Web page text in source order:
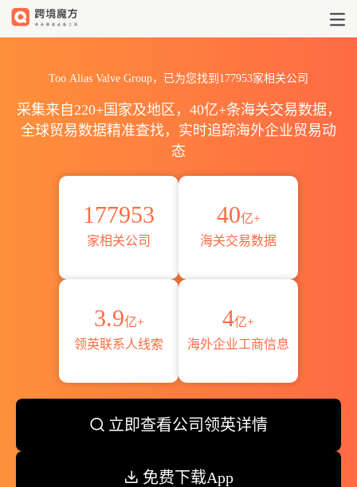
Тоо Alias Valve Group，已为您找到177953家相关公司
采集来自220+国家及地区，40亿+条海关交易数据，
全球贸易数据精准查找，实时追踪海外企业贸易动
态
177953
家相关公司
40亿+
海关交易数据
3.9亿+
领英联系人线索
4亿+
海外企业工商信息
立即查看公司领英详情
免费下载App